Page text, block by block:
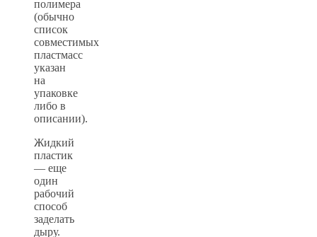
полимера
(обычно
список
совместимых
пластмасс
указан
на
упаковке
либо в
описании).
Жидкий
пластик
— еще
один
рабочий
способ
заделать
дыру.